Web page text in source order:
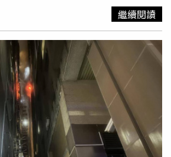
不久後情緒潰堤，直接坐在地上痛
觀，但面對滿地鈔票，多數人選擇不
錄影並通報警方。武漢警方表示，接
場，警方一邊安撫女子情緒，一邊與民
現金。經清點，所有鈔票數量完整未
這對情侶最終在現場達成和解，並自
路上掀起討論熱潮，許多網友對女子
戲謔語氣留言：「大撒幣還是大傻
活動？」、「遇到這種仙女，還不趕
現金夜」、「現在詐騙太多，沒人敢
繼續閱讀